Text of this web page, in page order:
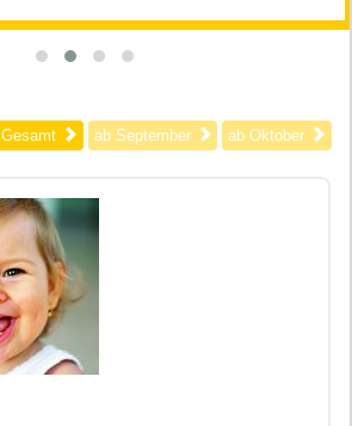
Gesamt ab September ab Oktober